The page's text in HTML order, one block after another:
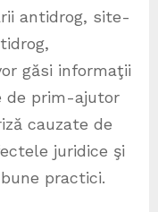
antidrog, site-
găsi informaţii
de prim-ajutor
cauzate de
juridice şi
practici.